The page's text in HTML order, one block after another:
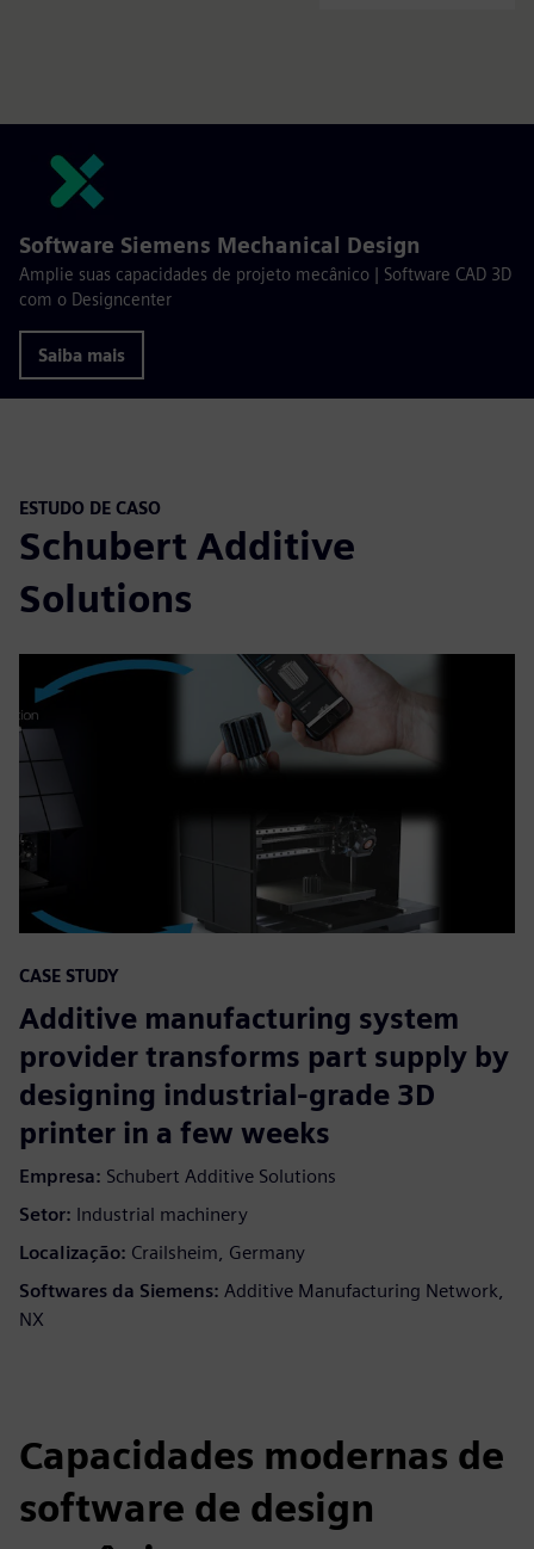
Software Siemens Mechanical Design
Amplie suas capacidades de projeto mecânico | Software CAD 3D
com o Designcenter
Saiba mais
ESTUDO DE CASO
Schubert Additive
Solutions
CASE STUDY
Additive manufacturing system
provider transforms part supply by
designing industrial-grade 3D
printer in a few weeks
Empresa: Schubert Additive Solutions
Setor: Industrial machinery
Localização: Crailsheim, Germany
Softwares da Siemens: Additive Manufacturing Network,
NX
Capacidades modernas de
software de design